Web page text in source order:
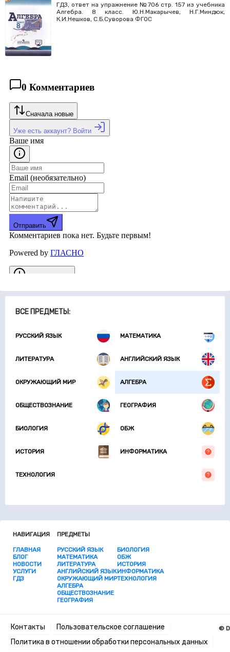
ВСЕ ПРЕДМЕТЫ:
РУССКИЙ ЯЗЫК МАТЕМАТИКА
ЛИТЕРАТУРА АНГЛИЙСКИЙ ЯЗЫК
ОКРУЖАЮЩИЙ МИР АЛГЕБРА
ОБЩЕСТВОЗНАНИЕ ГЕОГРАФИЯ
БИОЛОГИЯ ОБЖ
ИСТОРИЯ ИНФОРМАТИКА
ТЕХНОЛОГИЯ
ГДЗ, ответ на упражнение №706 стр. 157 из учебника
Алгебра. 8 класс. Ю.Н.Макарычев, Н.Г.Миндюк,
К.И.Нешков, С.Б.Суворова ФГОС
НАВИГАЦИЯ
ГЛАВНАЯ
БЛОГ
НОВОСТИ
УСЛУГИ
ГДЗ
ПРЕДМЕТЫ
РУССКИЙ ЯЗЫК
МАТЕМАТИКА
ЛИТЕРАТУРА
АНГЛИЙСКИЙ ЯЗЫК
ОКРУЖАЮЩИЙ МИР
АЛГЕБРА
ОБЩЕСТВОЗНАНИЕ
ГЕОГРАФИЯ
БИОЛОГИЯ
ОБЖ
ИСТОРИЯ
ИНФОРМАТИКА
ТЕХНОЛОГИЯ
Контакты
Пользовательское соглашение
Политика в отношении обработки персональных данных
©